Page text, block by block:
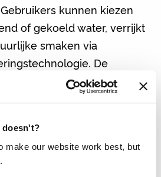
doesn't?
make our website work best, but
kunnen kiezen
of gekoeld water, verrijkt
smaken via
De
volledig aanpasbaar, en de
geen suikers of
thuisgebruik dankzij het
en gebruiksgemak.
Hydrofix smaakopties